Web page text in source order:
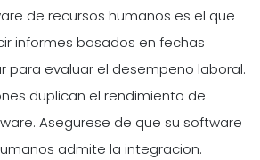
de recursos humanos es el que
informes basados en fechas
para evaluar el desempeno laboral.
duplican el rendimiento de
Asegurese de que su software
admite la integracion.